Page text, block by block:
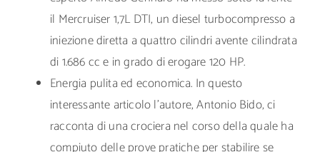
il Mercruiser 1,7L DTI, un diesel turbocompresso a
iniezione diretta a quattro cilindri avente cilindrata
di 1.686 cc e in grado di erogare 120 HP.
Energia pulita ed economica. In questo
interessante articolo l’autore, Antonio Bido, ci
racconta di una crociera nel corso della quale ha
compiuto delle prove pratiche per stabilire se